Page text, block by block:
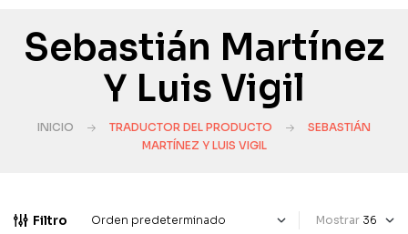
Sebastián Martínez
Y Luis Vigil
INICIO TRADUCTOR DEL PRODUCTO
SEBASTIÁN
MARTÍNEZ Y LUIS VIGIL
Filtro Mostrar